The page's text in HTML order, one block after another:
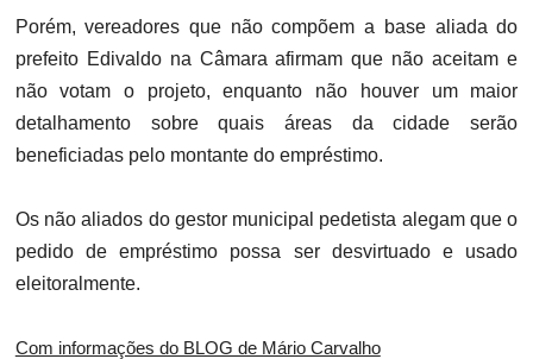
Porém, vereadores que não compõem a base aliada do
prefeito Edivaldo na Câmara afirmam que não aceitam e
não votam o projeto, enquanto não houver um maior
detalhamento sobre quais áreas da cidade serão
beneficiadas pelo montante do empréstimo.
Os não aliados do gestor municipal pedetista alegam que o
pedido de empréstimo possa ser desvirtuado e usado
eleitoralmente.
Com informações do BLOG de Mário Carvalho